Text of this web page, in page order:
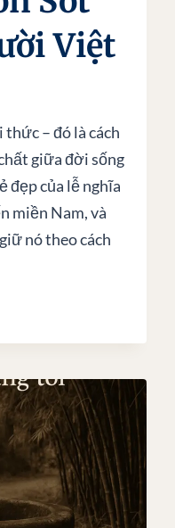
Việt
– đó là cách
giữa đời sống
đẹp của lễ nghĩa
miền Nam, và
nó theo cách